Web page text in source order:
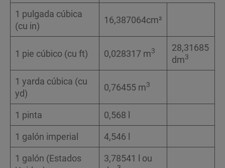
1 pulgada cúbica
(cu in)
16,387064cm²
1 pie cúbico (cu ft) 0,028317 m3
28,31685
dm3
1 yarda cúbica (cu
yd)
0,76455 m3
1 pinta
0,568 l
1 galón imperial
4,546 l
1 galón (Estados
3,78541 l ou